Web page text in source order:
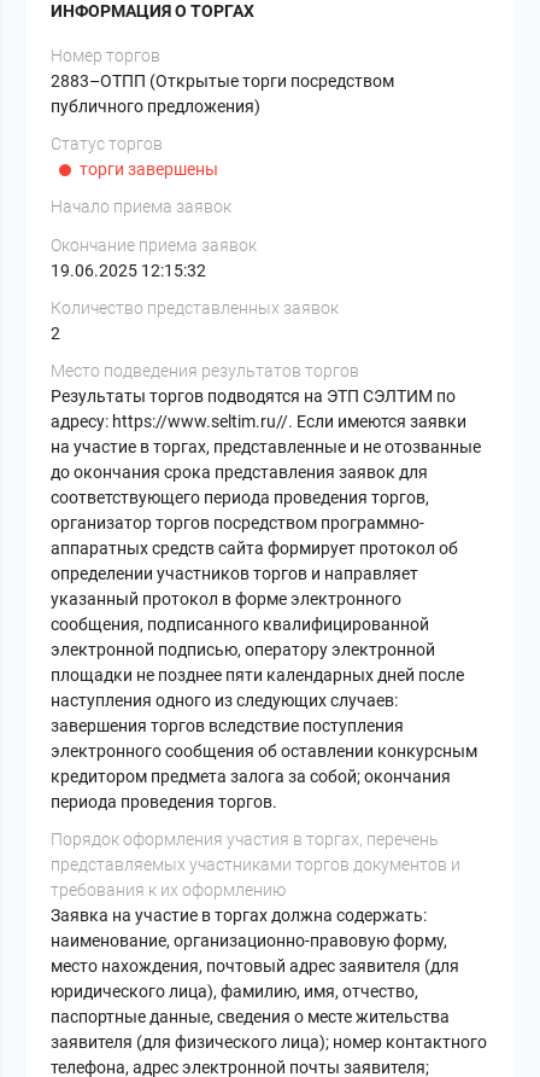
ИНФОРМАЦИЯ О ТОРГАХ
Номер торгов
2883–ОТПП (Открытые торги посредством
публичного предложения)
Статус торгов
торги завершены
Начало приема заявок
Окончание приема заявок
19.06.2025 12:15:32
Количество представленных заявок
2
Место подведения результатов торгов
Результаты торгов подводятся на ЭТП СЭЛТИМ по
адресу: https://www.seltim.ru//. Если имеются заявки
на участие в торгах, представленные и не отозванные
до окончания срока представления заявок для
соответствующего периода проведения торгов,
организатор торгов посредством программно-
аппаратных средств сайта формирует протокол об
определении участников торгов и направляет
указанный протокол в форме электронного
сообщения, подписанного квалифицированной
электронной подписью, оператору электронной
площадки не позднее пяти календарных дней после
наступления одного из следующих случаев:
завершения торгов вследствие поступления
электронного сообщения об оставлении конкурсным
кредитором предмета залога за собой; окончания
периода проведения торгов.
Порядок оформления участия в торгах, перечень
представляемых участниками торгов документов и
требования к их оформлению
Заявка на участие в торгах должна содержать:
наименование, организационно-правовую форму,
место нахождения, почтовый адрес заявителя (для
юридического лица), фамилию, имя, отчество,
паспортные данные, сведения о месте жительства
заявителя (для физического лица); номер контактного
телефона, адрес электронной почты заявителя;